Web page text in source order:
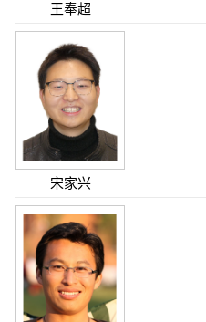
王奉超
宋家兴